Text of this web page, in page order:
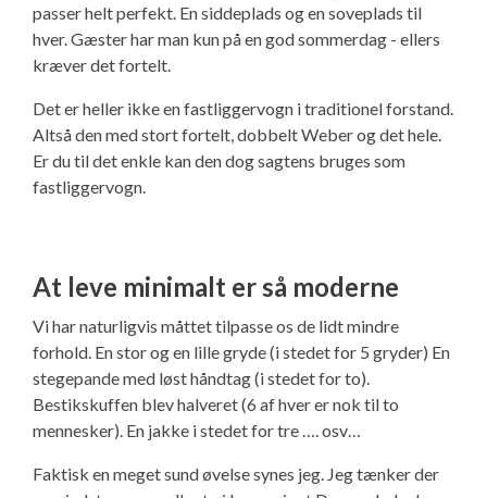
passer helt perfekt. En siddeplads og en soveplads til
hver. Gæster har man kun på en god sommerdag - ellers
kræver det fortelt.
Det er heller ikke en fastliggervogn i traditionel forstand.
Altså den med stort fortelt, dobbelt Weber og det hele.
Er du til det enkle kan den dog sagtens bruges som
fastliggervogn.
At leve minimalt er så moderne
Vi har naturligvis måttet tilpasse os de lidt mindre
forhold. En stor og en lille gryde (i stedet for 5 gryder) En
stegepande med løst håndtag (i stedet for to).
Bestikskuffen blev halveret (6 af hver er nok til to
mennesker). En jakke i stedet for tre …. osv…
Faktisk en meget sund øvelse synes jeg. Jeg tænker der